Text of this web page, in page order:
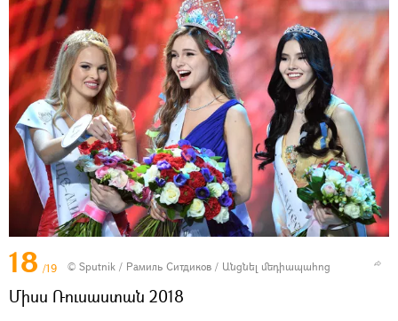
18 /19 © Sputnik / Рамиль Ситдиков / Անցնել մեդիապահոց
Միսս Ռուսաստան 2018